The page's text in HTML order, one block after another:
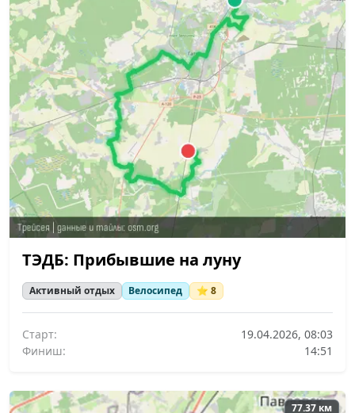
ТЭДБ: Прибывшие на луну
Активный отдых Велосипед ⭐ 8
Старт:
19.04.2026, 08:03
Финиш:
14:51
77.37 км